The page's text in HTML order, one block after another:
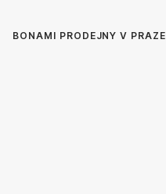
BONAMI PRODEJNY V PRAZE